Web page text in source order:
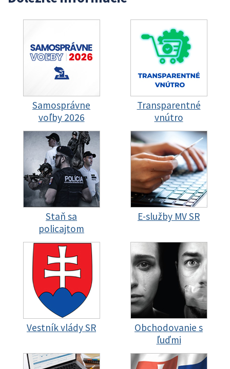
Samosprávne
voľby 2026
Transparentné
vnútro
Staň sa
policajtom
E-služby MV SR
Vestník vlády SR
Obchodovanie s
ľuďmi